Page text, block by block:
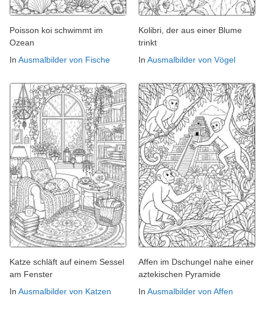
Poisson koi schwimmt im
Ozean
In Ausmalbilder von Fische
Kolibri, der aus einer Blume
trinkt
In Ausmalbilder von Vögel
Katze schläft auf einem Sessel
am Fenster
In Ausmalbilder von Katzen
Affen im Dschungel nahe einer
aztekischen Pyramide
In Ausmalbilder von Affen